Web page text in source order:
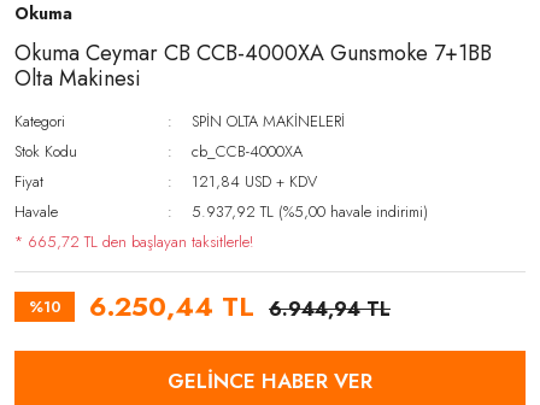
Okuma
Okuma Ceymar CB CCB-4000XA Gunsmoke 7+1BB
Olta Makinesi
Kategori
SPİN OLTA MAKİNELERİ
Stok Kodu
cb_CCB-4000XA
Fiyat
121,84 USD + KDV
Havale
5.937,92 TL (%5,00 havale indirimi)
* 665,72 TL den başlayan taksitlerle!
%10 6.250,44 TL 6.944,94 TL
GELİNCE HABER VER